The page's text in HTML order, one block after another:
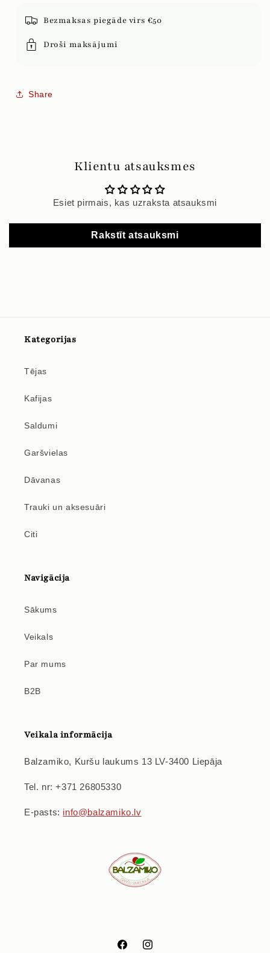
Bezmaksas piegāde virs €50
Droši maksājumi
Share
Klientu atsauksmes
Esiet pirmais, kas uzraksta atsauksmi
Rakstīt atsauksmi
Kategorijas
Tējas
Kafijas
Saldumi
Garšvielas
Dāvanas
Trauki un aksesuāri
Citi
Navigācija
Sākums
Veikals
Par mums
B2B
Veikala informācija
Balzamiko, Kuršu laukums 13 LV-3400 Liepāja
Tel. nr: +371 26805330
E-pasts: info@balzamiko.lv